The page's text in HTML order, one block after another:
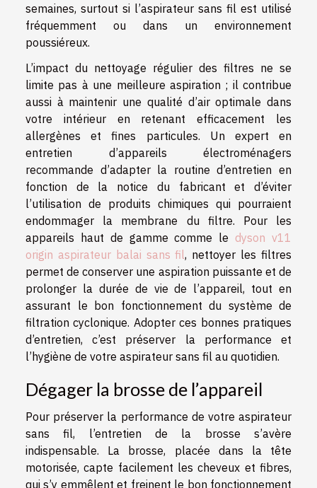
semaines, surtout si l’aspirateur sans fil est utilisé
fréquemment ou dans un environnement
poussiéreux.
L’impact du nettoyage régulier des filtres ne se
limite pas à une meilleure aspiration ; il contribue
aussi à maintenir une qualité d’air optimale dans
votre intérieur en retenant efficacement les
allergènes et fines particules. Un expert en
entretien d’appareils électroménagers
recommande d’adapter la routine d’entretien en
fonction de la notice du fabricant et d’éviter
l’utilisation de produits chimiques qui pourraient
endommager la membrane du filtre. Pour les
appareils haut de gamme comme le dyson v11
origin aspirateur balai sans fil, nettoyer les filtres
permet de conserver une aspiration puissante et de
prolonger la durée de vie de l’appareil, tout en
assurant le bon fonctionnement du système de
filtration cyclonique. Adopter ces bonnes pratiques
d’entretien, c’est préserver la performance et
l’hygiène de votre aspirateur sans fil au quotidien.
Dégager la brosse de l’appareil
Pour préserver la performance de votre aspirateur
sans fil, l’entretien de la brosse s’avère
indispensable. La brosse, placée dans la tête
motorisée, capte facilement les cheveux et fibres,
qui s’y emmêlent et freinent le bon fonctionnement